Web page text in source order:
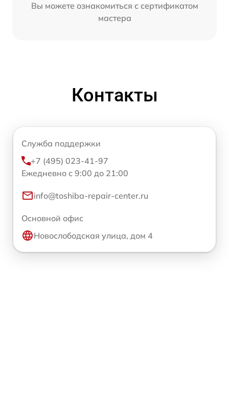
Вы можете ознакомиться с сертификатом
мастера
Контакты
Служба поддержки
+7 (495) 023-41-97
Ежедневно с 9:00 до 21:00
info@toshiba-repair-center.ru
Основной офис
Новослободская улица, дом 4